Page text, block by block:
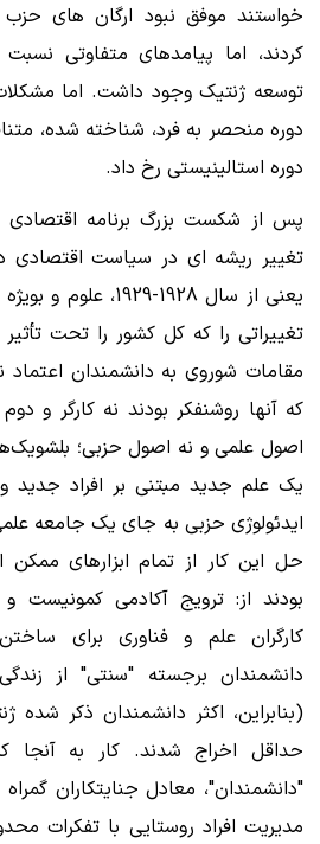
خواستند موفق نبود ارگان های
کردند، اما پیامدهای متفاوتی
توسعه ژنتیک وجود داشت. اما
دوره منحصر به فرد، شناخته شده،
دوره استالینیستی رخ داد.
پس از شکست بزرگ برنامه اقتصادی
تغییر ریشه ای در سیاست اقتصادی
یعنی از سال 1928-
تغییراتی را که کل کشور را تحت تأثیر
مقامات شوروی به دانشمندان اعتماد
که آنها روشنفکر بودند نه کارگر و
اصول علمی و نه اصول حزبی؛
یک علم جدید مبتنی بر افراد جدید
ایدئولوژی حزبی به جای یک جامعه
حل این کار از تمام ابزارهای ممکن
بودند از: ترویج آکادمی کمونیست
کارگران علم و فناوری برای
دانشمندان برجسته "سنتی" از
(بنابراین، اکثر دانشمندان ذکر شده
حداقل اخراج شدند. کار به
"دانشمندان"، معادل جنایتکاران
مدیریت افراد روستایی با تفکرات